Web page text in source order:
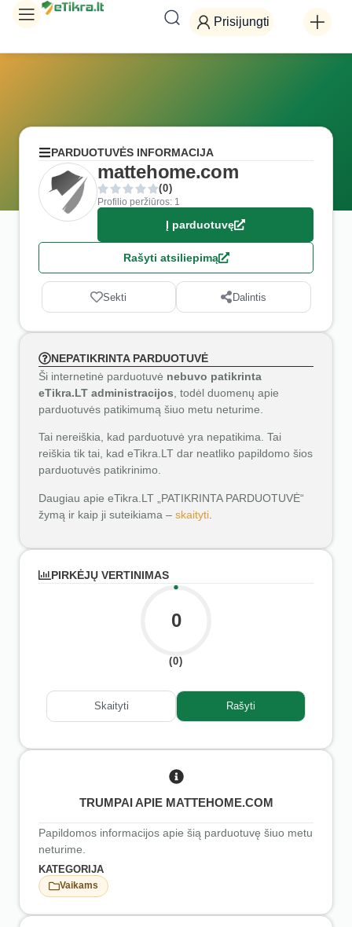
Prisijungti
PARDUOTUVĖS INFORMACIJA
mattehome.com
(0)
Profilio peržiūros: 1
Į parduotuvę
Rašyti atsiliepimą
Sekti Dalintis
NEPATIKRINTA PARDUOTUVĖ
Ši internetinė parduotuvė nebuvo patikrinta
eTikra.LT administracijos , todėl duomenų apie
parduotuvės patikimumą šiuo metu neturime.
Tai nereiškia, kad parduotuvė yra nepatikima. Tai
reiškia tik tai, kad eTikra.LT dar neatliko papildomo šios
parduotuvės patikrinimo.
Daugiau apie eTikra.LT „PATIKRINTA PARDUOTUVĖ“
žymą ir kaip ji suteikiama – skaityti
PIRKĖJŲ VERTINIMAS
0
(0)
Skaityti Rašyti
TRUMPAI APIE MATTEHOME.COM
Papildomos informacijos apie šią parduotuvę šiuo metu
neturime.
KATEGORIJA
Vaikams